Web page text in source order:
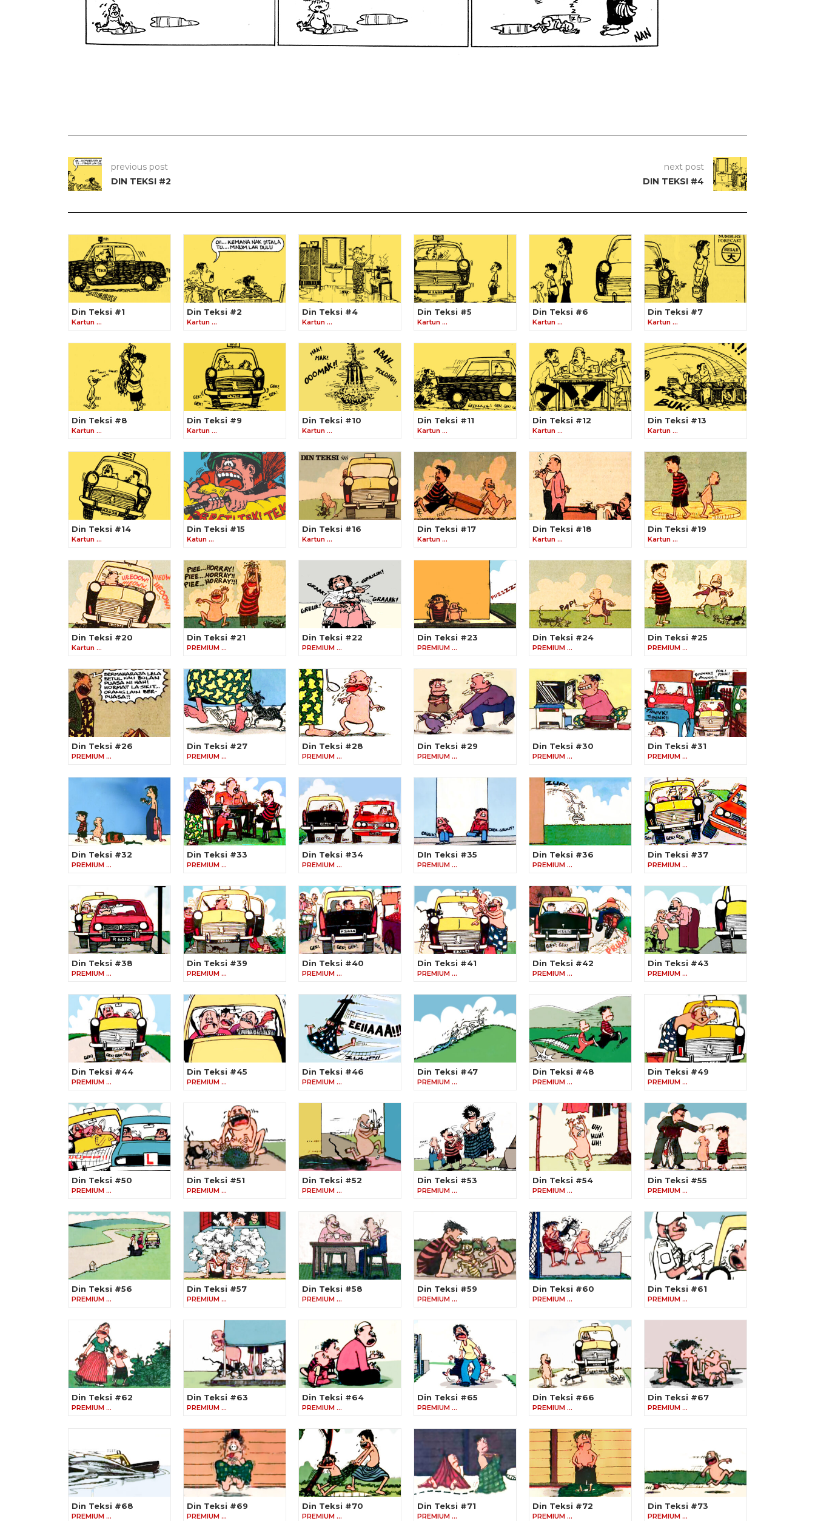
previous post
DIN TEKSI #2
next post
DIN TEKSI #4
Din Teksi #1
Kartun …
Din Teksi #2
Kartun …
Din Teksi #4
Kartun …
Din Teksi #5
Kartun …
Din Teksi #6
Kartun …
Din Teksi #7
Kartun …
Din Teksi #8
Kartun …
Din Teksi #9
Kartun …
Din Teksi #10
Kartun …
Din Teksi #11
Kartun …
Din Teksi #12
Kartun …
Din Teksi #13
Kartun …
Din Teksi #14
Kartun …
Din Teksi #15
Katun …
Din Teksi #16
Kartun …
Din Teksi #17
Kartun …
Din Teksi #18
Kartun …
Din Teksi #19
Kartun …
Din Teksi #20
Kartun …
Din Teksi #21
PREMIUM …
Din Teksi #22
PREMIUM …
Din Teksi #23
PREMIUM …
Din Teksi #24
PREMIUM …
Din Teksi #25
PREMIUM …
Din Teksi #26
PREMIUM …
Din Teksi #27
PREMIUM …
Din Teksi #28
PREMIUM …
Din Teksi #29
PREMIUM …
Din Teksi #30
PREMIUM …
Din Teksi #31
PREMIUM …
Din Teksi #32
PREMIUM …
Din Teksi #33
PREMIUM …
Din Teksi #34
PREMIUM …
DIn Teksi #35
PREMIUM …
Din Teksi #36
PREMIUM …
Din Teksi #37
PREMIUM …
Din Teksi #38
PREMIUM …
Din Teksi #39
PREMIUM …
Din Teksi #40
PREMIUM …
Din Teksi #41
PREMIUM …
Din Teksi #42
PREMIUM …
Din Teksi #43
PREMIUM …
Din Teksi #44
PREMIUM …
Din Teksi #45
PREMIUM …
Din Teksi #46
PREMIUM …
Din Teksi #47
PREMIUM …
Din Teksi #48
PREMIUM …
Din Teksi #49
PREMIUM …
Din Teksi #50
PREMIUM …
Din Teksi #51
PREMIUM …
Din Teksi #52
PREMIUM …
Din Teksi #53
PREMIUM …
Din Teksi #54
PREMIUM …
Din Teksi #55
PREMIUM …
Din Teksi #56
PREMIUM …
Din Teksi #57
PREMIUM …
Din Teksi #58
PREMIUM …
Din Teksi #59
PREMIUM …
Din Teksi #60
PREMIUM …
Din Teksi #61
PREMIUM …
Din Teksi #62
PREMIUM …
Din Teksi #63
PREMIUM …
Din Teksi #64
PREMIUM …
Din Teksi #65
PREMIUM …
Din Teksi #66
PREMIUM …
Din Teksi #67
PREMIUM …
Din Teksi #68
PREMIUM …
Din Teksi #69
PREMIUM …
Din Teksi #70
PREMIUM …
Din Teksi #71
PREMIUM …
Din Teksi #72
PREMIUM …
Din Teksi #73
PREMIUM …